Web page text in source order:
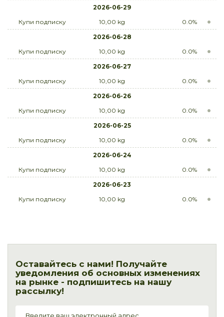
2026-06-29
Купи подписку
10,00 kg
0.0%
2026-06-28
Купи подписку
10,00 kg
0.0%
2026-06-27
Купи подписку
10,00 kg
0.0%
2026-06-26
Купи подписку
10,00 kg
0.0%
2026-06-25
Купи подписку
10,00 kg
0.0%
2026-06-24
Купи подписку
10,00 kg
0.0%
2026-06-23
Купи подписку
10,00 kg 0.0%
Оставайтесь с нами! Получайте
уведомления об основных изменениях
на рынке - подпишитесь на нашу
рассылку!